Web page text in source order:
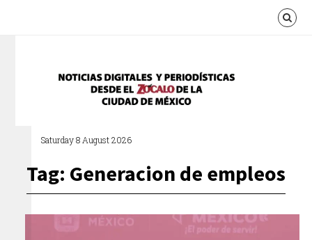
Saturday 8 August 2026
Tag: Generacion de empleos